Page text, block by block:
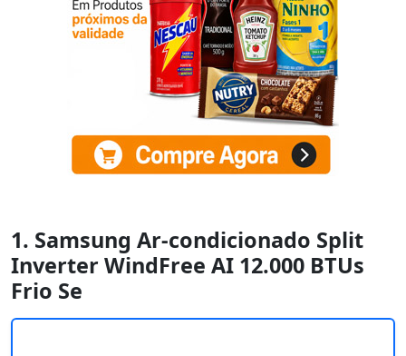
1. Samsung Ar-condicionado Split
Inverter WindFree AI 12.000 BTUs
Frio Se